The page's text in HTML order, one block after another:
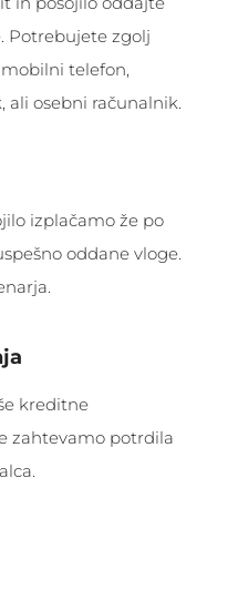
Potrebujete zgolj
telefon,
ali osebni računalnik.
izplačamo že po
oddane vloge.
kreditne
zahtevamo potrdila